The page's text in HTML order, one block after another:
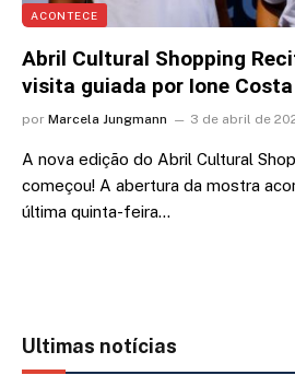
ACONTECE
Abril Cultural Shopping
visita guiada por Ione Costa
por Marcela Jungmann 3 de abril de
A nova edição do Abril Cultural
começou! A abertura da mostra
última quinta-feira…
Ultimas notícias